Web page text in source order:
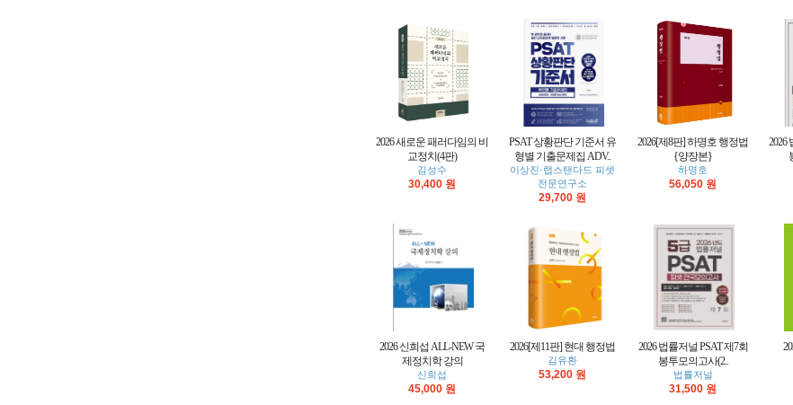
2026 새로운 패러다임의 비
교정치(4판)
김성수
30,400 원
PSAT 상황판단 기준서 유
형별 기출문제집 ADV..
이상진·랩스탠다드 피셋
전문연구소
29,700 원
2026[제8판] 하명호 행정법
{양장본}
하명호
56,050 원
2026
2026 신희섭 ALL-NEW 국
제정치학 강의
신희섭
45,000 원
2026[제11판] 현대 행정법
김유환
53,200 원
2026 법률저널 PSAT 제7회
봉투모의고사(2..
법률저널
31,500 원